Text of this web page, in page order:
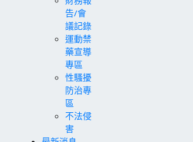
告/會
議記錄
運動禁
藥宣導
專區
性騷擾
防治專
區
不法侵
害